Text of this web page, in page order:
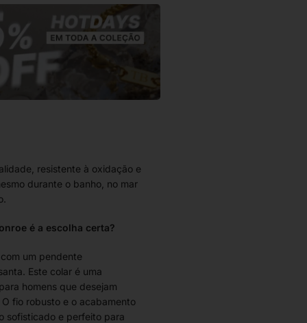
resistente à oxidação e
durante o banho, no mar
é a escolha certa?
um pendente
Este colar é uma
homens que desejam
fio robusto e o acabamento
sofisticado e perfeito para